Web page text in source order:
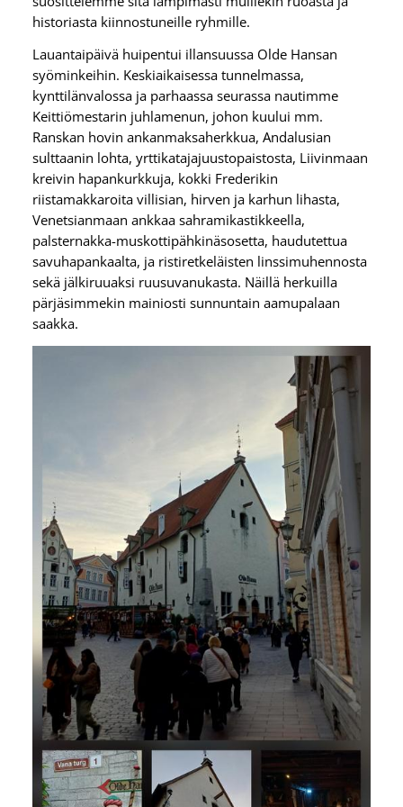
historiasta kiinnostuneille ryhmille.
Lauantaipäivä huipentui illansuussa Olde Hansan
syöminkeihin. Keskiaikaisessa tunnelmassa,
kynttilänvalossa ja parhaassa seurassa nautimme
Keittiömestarin juhlamenun, johon kuului mm.
Ranskan hovin ankanmaksaherkkua, Andalusian
sulttaanin lohta, yrttikatajajuustopaistosta, Liivinmaan
kreivin hapankurkkuja, kokki Frederikin
riistamakkaroita villisian, hirven ja karhun lihasta,
Venetsianmaan ankkaa sahramikastikkeella,
palsternakka-muskottipähkinäsosetta, haudutettua
savuhapankaalta, ja ristiretkeläisten linssimuhennosta
sekä jälkiruuaksi ruusuvanukasta. Näillä herkuilla
pärjäsimmekin mainiosti sunnuntain aamupalaan
saakka.